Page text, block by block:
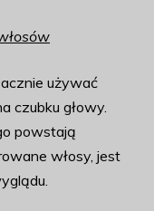
używać
czubku głowy.
powstają
włosy, jest